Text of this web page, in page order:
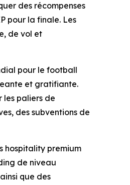
des récompenses
pour la finale. Les
de vol et
pour le football
et gratifiante.
les paliers de
des subventions de
hospitality premium
de niveau
que des